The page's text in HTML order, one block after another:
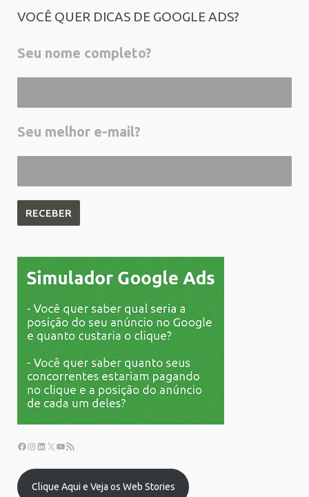
VOCÊ QUER DICAS DE GOOGLE ADS?
Seu nome completo?
Seu melhor e-mail?
Clique Aqui e Veja os Web Stories